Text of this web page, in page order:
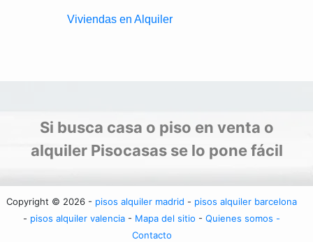
Viviendas en Alquiler
Si busca casa o piso en venta o
alquiler Pisocasas se lo pone fácil
Copyright © 2026 - pisos alquiler madrid - pisos alquiler barcelona
- pisos alquiler valencia - Mapa del sitio -Quienes somos -
Contacto